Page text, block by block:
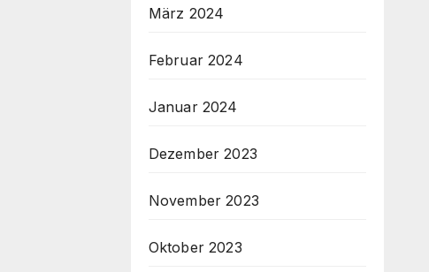
März 2024
Februar 2024
Januar 2024
Dezember 2023
November 2023
Oktober 2023